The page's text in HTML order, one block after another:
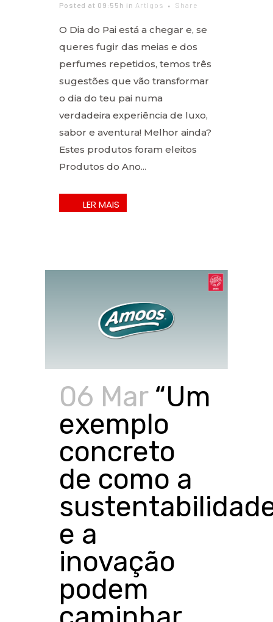
Posted at 09:55h in Artigos Share
O Dia do Pai está a chegar e, se
queres fugir das meias e dos
perfumes repetidos, temos três
sugestões que vão transformar
o dia do teu pai numa
verdadeira experiência de luxo,
sabor e aventura! Melhor ainda?
Estes produtos foram eleitos
Produtos do Ano...
06 Mar “Um
exemplo
concreto
de como a
e a
inovação
podem